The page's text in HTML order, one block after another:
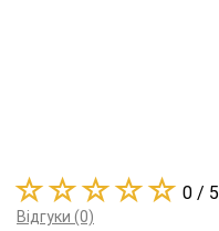
0 / 5
Відгуки (0)